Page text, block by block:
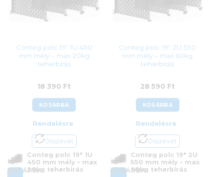
Conteg polc 19″ 1U 450
mm mély – max 20kg
teherbírás
18 390 Ft
KOSÁRBA
Rendelésre
Összevet
KOSÁRBA
Conteg polc 19″ 1U
450 mm mély – max
20kg teherbírás
Conteg polc 19″ 2U 550
mm mély – max 60kg
teherbírás
28 590 Ft
KOSÁRBA
Rendelésre
Összevet
KOSÁRBA
Conteg polc 19″ 2U
550 mm mély – max
60kg teherbírás